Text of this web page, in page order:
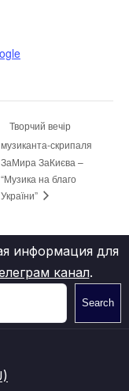
Творчий вечір
музиканта-скрипаля
ЗаМира ЗаКиєва –
“Музика на благо
України”
информация для
канал.
Search